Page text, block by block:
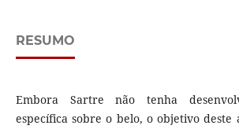
RESUMO
Embora Sartre não tenha
específica sobre o belo, o objetivo deste